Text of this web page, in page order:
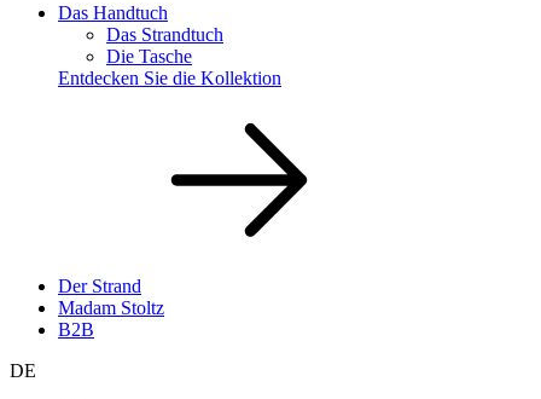
Das Handtuch
Das Strandtuch
Die Tasche
Entdecken Sie die Kollektion
Der Strand
Madam Stoltz
B2B
DE